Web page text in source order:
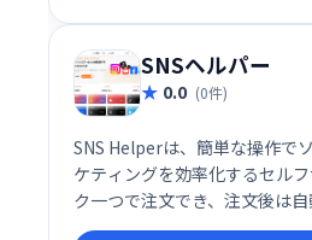
SNSヘルパー
0.0 (0件)
SNS Helperは、簡単な操作で
ケティングを効率化するセル
ク一つで注文でき、注文後は
間なくマーケティング活動を